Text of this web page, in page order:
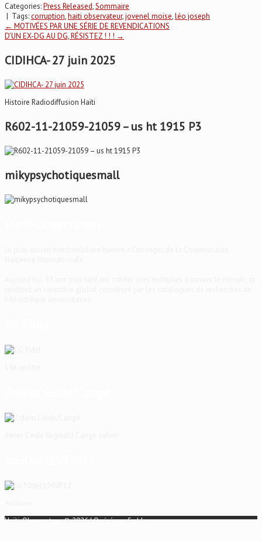
Categories:Press Released,Sommaire
| Tags:corruption,haiti observateur,jovenel moise,léo joseph
Post
navigation
← MOTIVÉES PAR UNE SÉRIE DE REVENDICATIONS
D’UN EX-DG AU DG, RÉSISTEZ ! ! ! →
CIDIHCA- 27 juin 2025
Histoire Radiodiffusion Haïti
R602-11-21059-21059 – us ht 1915 P3
mikypsychotiquesmall
Haïti-Observateur © 2026 | Opéré parS-dd